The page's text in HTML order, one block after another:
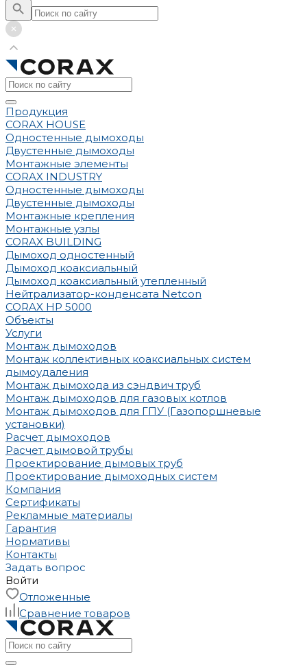
Продукция
CORAX HOUSE
Одностенные дымоходы
Двустенные дымоходы
Монтажные элементы
CORAX INDUSTRY
Одностенные дымоходы
Двустенные дымоходы
Монтажные крепления
Монтажные узлы
CORAX BUILDING
Дымоход одностенный
Дымоход коаксиальный
Дымоход коаксиальный утепленный
Нейтрализатор-конденсата Netcon
CORAX HP 5000
Объекты
Услуги
Монтаж дымоходов
Монтаж коллективных коаксиальных систем
дымоудаления
Монтаж дымохода из сэндвич труб
Монтаж дымоходов для газовых котлов
Монтаж дымоходов для ГПУ (Газопоршневые
установки)
Расчет дымоходов
Расчет дымовой трубы
Проектирование дымовых труб
Проектирование дымоходных систем
Компания
Сертификаты
Рекламные материалы
Гарантия
Нормативы
Контакты
Задать вопрос
Войти
Отложенные
Сравнение товаров